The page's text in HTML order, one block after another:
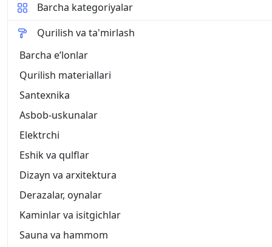
Barcha kategoriyalar
Qurilish va ta'mirlash
Barcha eʼlonlar
Qurilish materiallari
Santexnika
Asbob-uskunalar
Elektrchi
Eshik va qulflar
Dizayn va arxitektura
Derazalar, oynalar
Kaminlar va isitgichlar
Sauna va hammom